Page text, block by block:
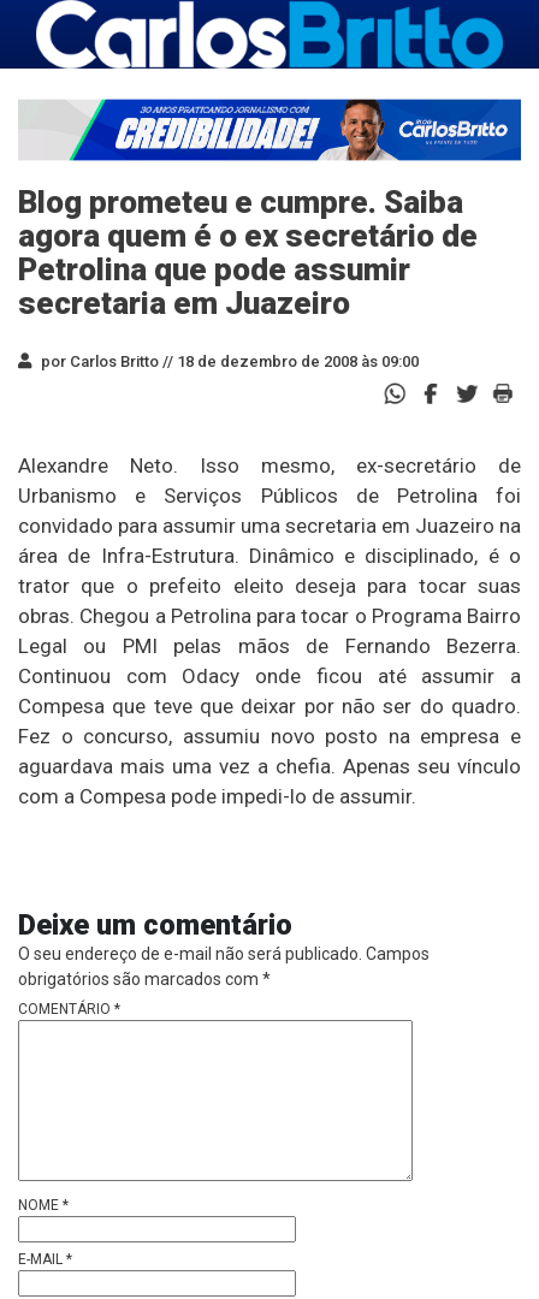
Blog prometeu e cumpre. Saiba
agora quem é o ex secretário de
Petrolina que pode assumir
secretaria em Juazeiro
por Carlos Britto // 18 de dezembro de 2008 às 09:00
Alexandre Neto. Isso mesmo, ex-secretário de
Urbanismo e Serviços Públicos de Petrolina foi
convidado para assumir uma secretaria em Juazeiro na
área de Infra-Estrutura. Dinâmico e disciplinado, é o
trator que o prefeito eleito deseja para tocar suas
obras. Chegou a Petrolina para tocar o Programa Bairro
Legal ou PMI pelas mãos de Fernando Bezerra.
Continuou com Odacy onde ficou até assumir a
Compesa que teve que deixar por não ser do quadro.
Fez o concurso, assumiu novo posto na empresa e
aguardava mais uma vez a chefia. Apenas seu vínculo
com a Compesa pode impedi-lo de assumir.
Deixe um comentário
O seu endereço de e-mail não será publicado. Campos
obrigatórios são marcados com *
COMENTÁRIO *
NOME *
E-MAIL *